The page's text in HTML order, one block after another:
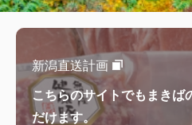
新潟直送計画
こちらのサイトでもまきば
だけます。